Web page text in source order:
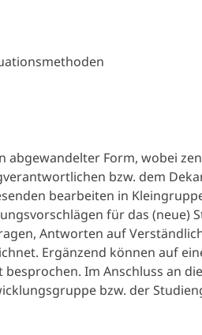
Form, wobei
bzw. dem
bearbeiten in
für das (neue)
Antworten auf
Ergänzend können auf
Im Anschluss an
bzw. der